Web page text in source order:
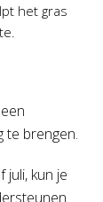
het gras
te brengen.
juli, kun je